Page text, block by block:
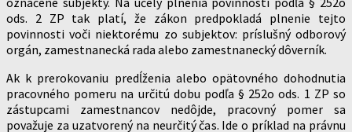
ods. 2 ZP tak platí, že zákon predpokladá plnenie tejto
povinnosti voči niektorému zo subjektov: príslušný odborový
orgán, zamestnanecká rada alebo zamestnanecký dôverník.
Ak k prerokovaniu predĺženia alebo opätovného dohodnutia
pracovného pomeru na určitú dobu podľa § 252o ods. 1 ZP so
zástupcami zamestnancov nedôjde, pracovný pomer sa
považuje za uzatvorený na neurčitý čas. Ide o príklad na právnu